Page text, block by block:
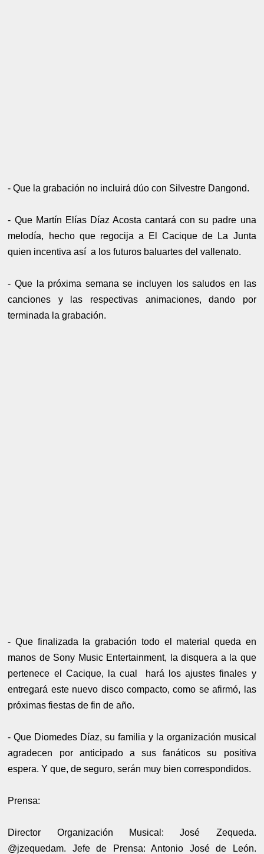
- Que la grabación no incluirá dúo con Silvestre Dangond.
- Que Martín Elías Díaz Acosta cantará con su padre una
melodía, hecho que regocija a El Cacique de La Junta
quien incentiva así a los futuros baluartes del vallenato.
- Que la próxima semana se incluyen los saludos en las
canciones y las respectivas animaciones, dando por
terminada la grabación.
- Que finalizada la grabación todo el material queda en
manos de Sony Music Entertainment, la disquera a la que
pertenece el Cacique, la cual hará los ajustes finales y
entregará este nuevo disco compacto, como se afirmó, las
próximas fiestas de fin de año.
- Que Diomedes Díaz, su familia y la organización musical
agradecen por anticipado a sus fanáticos su positiva
espera. Y que, de seguro, serán muy bien correspondidos.
Prensa:
Director Organización Musical: José Zequeda.
@jzequedam. Jefe de Prensa: Antonio José de León.